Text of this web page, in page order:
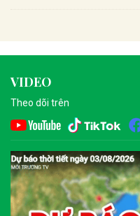
VIDEO
Theo dõi trên